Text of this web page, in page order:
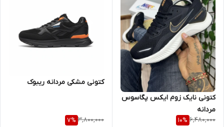
کتونی نایک زوم ایکس پگاسوس
مردانه
6,480,000
10%
کتونی مشکی مردانه ریبوک
3,800,000
7%